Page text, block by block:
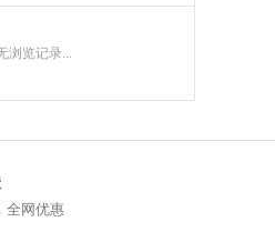
8月撤销地级巢湖
湖市完成地区生产
会目标0.1个百分
。安徽“十三五”规
撤销巢湖市，设立
浏览记录...
全网优惠